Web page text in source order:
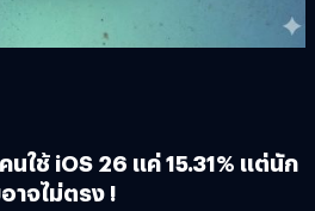
ใช้ iOS 26 แค่ 15.31% แต่นัก
าจไม่ตรง !